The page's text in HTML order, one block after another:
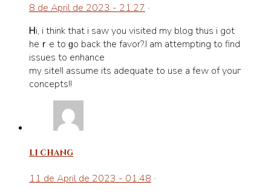
8 de April de 2023 - 21:27 ·
Ꮋi, i think that i saw you visited my blog thus i got
heｒe to ɡo back the fаvor?.I am attempting to find
issues to enhance
my site!I assume its adequate to use а few of youг
concepts!!
li chang
11 de April de 2023 - 01:48 ·